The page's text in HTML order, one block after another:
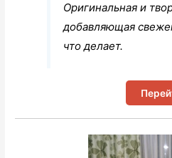
Оригинальная и
добавляющая
что делает.